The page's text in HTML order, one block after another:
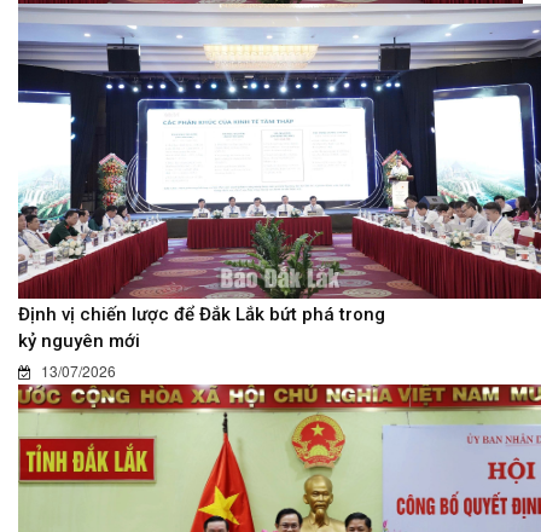
Định vị chiến lược để Đắk Lắk bứt phá trong
kỷ nguyên mới
13/07/2026